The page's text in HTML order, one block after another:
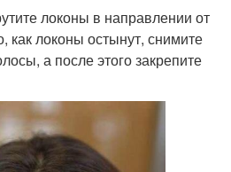
локоны в направлении от
как локоны остынут, снимите
а после этого закрепите